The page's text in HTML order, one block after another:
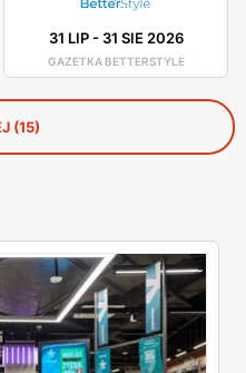
31 LIP- 31 SIE 2026
GAZETKA BETTERSTYLE
(15)